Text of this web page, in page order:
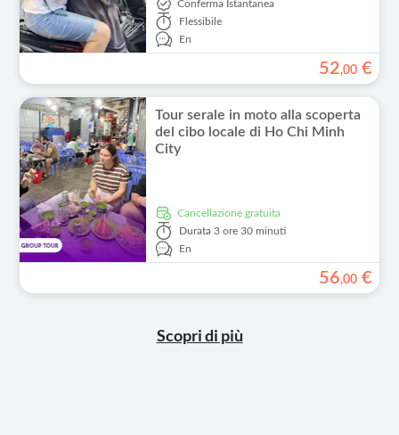
Conferma Istantanea
Flessibile
En
52,00 €
Tour serale in moto alla scoperta
del cibo locale di Ho Chi Minh
City
Cancellazione gratuita
Durata 3 ore 30 minuti
En
56,00 €
Scopri di più